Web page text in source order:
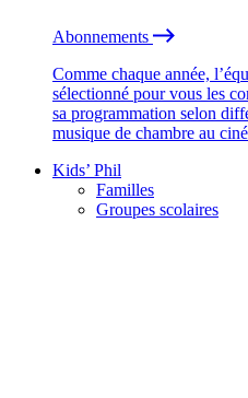
Abonnements
Comme chaque année,
sélectionné pour vous les
sa programmation selon
musique de chambre au
Kids’ Phil
Familles
Groupes scolaires